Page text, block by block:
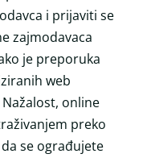
i prijaviti se
zajmodavaca
je preporuka
web
online
preko
se ograđujete